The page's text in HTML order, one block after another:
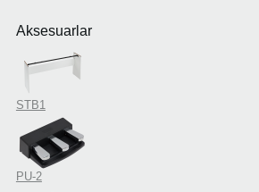
Aksesuarlar
STB1
PU-2